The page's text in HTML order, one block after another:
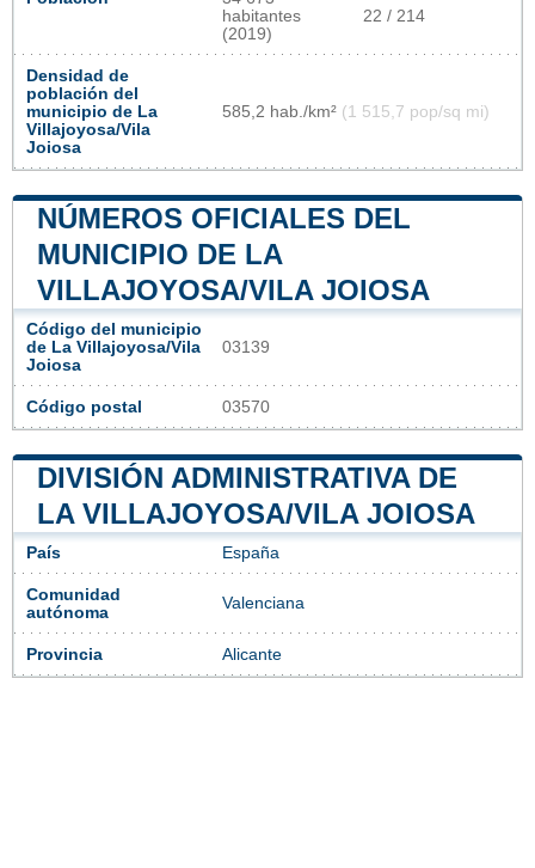
habitantes
(2019)
22 / 214
Densidad de
población del
municipio de La
Villajoyosa/Vila
Joiosa
585,2 hab./km² (1 515,7 pop/sq mi)
NÚMEROS OFICIALES DEL
MUNICIPIO DE LA
VILLAJOYOSA/VILA JOIOSA
Código del municipio
de La Villajoyosa/Vila
Joiosa
03139
Código postal 03570
DIVISIÓN ADMINISTRATIVA DE
LA VILLAJOYOSA/VILA JOIOSA
País España
Comunidad
autónoma
Valenciana
Provincia Alicante